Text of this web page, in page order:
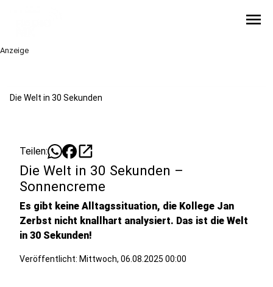
menu
Anzeige
Die Welt in 30 Sekunden
Teilen: open_in_new
Die Welt in 30 Sekunden –
Sonnencreme
Es gibt keine Alltagssituation, die Kollege Jan
Zerbst nicht knallhart analysiert. Das ist die Welt
in 30 Sekunden!
Veröffentlicht: Mittwoch, 06.08.2025 00:00